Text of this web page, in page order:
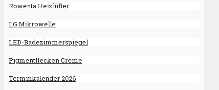
Rowenta Heizlüfter
LG Mikrowelle
LED-Badezimmerspiegel
Pigmentflecken Creme
Terminkalender 2026